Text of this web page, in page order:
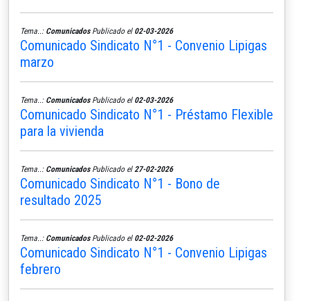
Tema..: ComunicadosPublicado el 02-03-2026
Comunicado Sindicato N°1 - Convenio Lipigas
marzo
Tema..: ComunicadosPublicado el 02-03-2026
Comunicado Sindicato N°1 - Préstamo Flexible
para la vivienda
Tema..: ComunicadosPublicado el 27-02-2026
Comunicado Sindicato N°1 - Bono de
resultado 2025
Tema..: ComunicadosPublicado el 02-02-2026
Comunicado Sindicato N°1 - Convenio Lipigas
febrero